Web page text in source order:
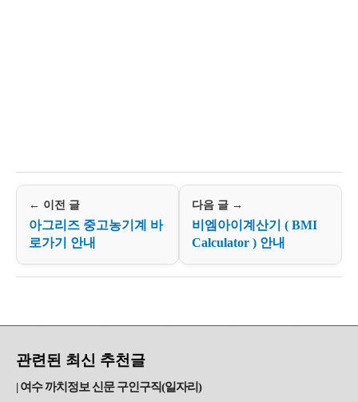
← 이전 글
아그리즈 중고농기계 바
로가기 안내
다음 글 →
비엠아이계산기 ( BMI
Calculator ) 안내
관련된 최신 추천글
여수 까치정보 신문 구인구직(일자리)